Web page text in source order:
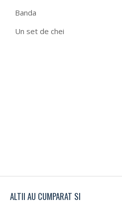
Banda
Un set de chei
ALTII AU CUMPARAT SI